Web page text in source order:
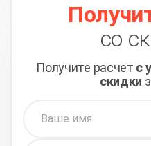
со
Получите расчет с
скидки